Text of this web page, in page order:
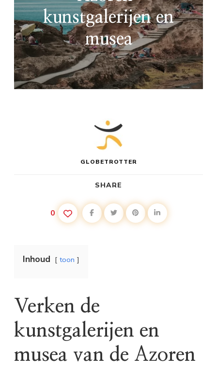
kunstgalerijen en
musea
GLOBETROTTER
SHARE
0
Inhoud toon
Verken de
kunstgalerijen en
musea van de Azoren